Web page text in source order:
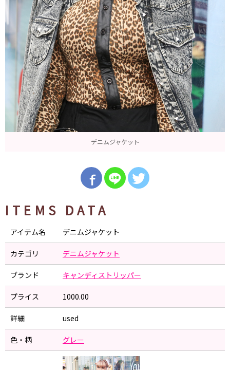
デニムジャケット
ITEMS DATA
アイテム名 デニムジャケット
カテゴリ デニムジャケット
ブランド キャンディストリッパー
プライス 1000.00
詳細 used
色・柄 グレー